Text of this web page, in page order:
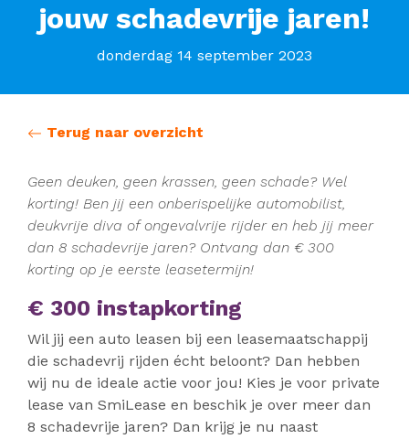
jouw schadevrije jaren!
donderdag 14 september 2023
Terug naar overzicht
Geen deuken, geen krassen, geen schade? Wel
korting! Ben jij een onberispelijke automobilist,
deukvrije diva of ongevalvrije rijder en heb jij meer
dan 8 schadevrije jaren? Ontvang dan € 300
korting op je eerste leasetermijn!
€ 300 instapkorting
Wil jij een auto leasen bij een leasemaatschappij
die schadevrij rijden écht beloont? Dan hebben
wij nu de ideale actie voor jou! Kies je voor private
lease van SmiLease en beschik je over meer dan
8 schadevrije jaren? Dan krijg je nu naast